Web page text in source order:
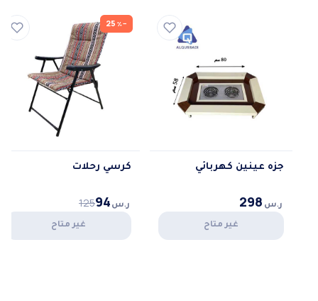
جزه عينين كهربائي
ر.س 298
غير متاح
−25٪
كرسي رحلات
ر.س94
125
غير متاح